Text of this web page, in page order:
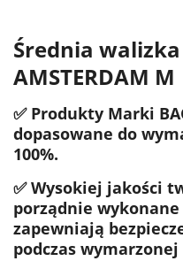
Średnia walizka
AMSTERDAM M
✅ Produkty Marki
dopasowane do
100%.
✅ Wysokiej jakości
porządnie
zapewniają
podczas